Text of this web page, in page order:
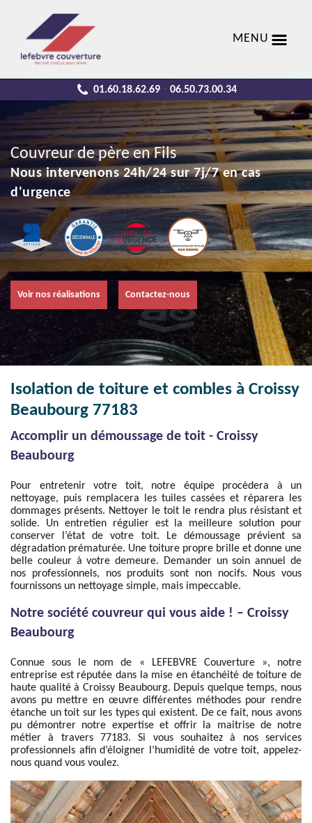
MENU
01.60.18.62.69 - 06.50.73.00.34
Couvreur de père en Fils
Nous intervenons 24h/24 sur 7j/7 en cas
d'urgence
Voir nos réalisations Contactez-nous
Isolation de toiture et combles à Croissy
Beaubourg 77183
Accomplir un démoussage de toit - Croissy
Beaubourg
Pour entretenir votre toit, notre équipe procèdera à un
nettoyage, puis remplacera les tuiles cassées et réparera les
dommages présents. Nettoyer le toit le rendra plus résistant et
solide. Un entretien régulier est la meilleure solution pour
conserver l’état de votre toit. Le démoussage prévient sa
dégradation prématurée. Une toiture propre brille et donne une
belle couleur à votre demeure. Demander un soin annuel de
nos professionnels, nos produits sont non nocifs. Nous vous
fournissons un nettoyage simple, mais impeccable.
Notre société couvreur qui vous aide ! – Croissy
Beaubourg
Connue sous le nom de « LEFEBVRE Couverture », notre
entreprise est réputée dans la mise en étanchéité de toiture de
haute qualité à Croissy Beaubourg. Depuis quelque temps, nous
avons pu mettre en œuvre différentes méthodes pour rendre
étanche un toit sur les types qui existent. De ce fait, nous avons
pu démontrer notre expertise et offrir la maitrise de notre
métier à travers 77183. Si vous souhaitez à nos services
professionnels afin d’éloigner l’humidité de votre toit, appelez-
nous quand vous voulez.